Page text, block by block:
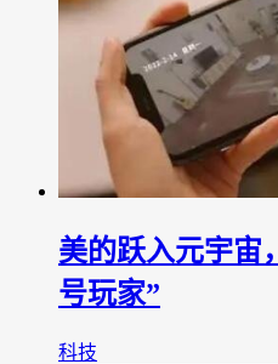
美的跃入元宇宙
号玩家”
科技